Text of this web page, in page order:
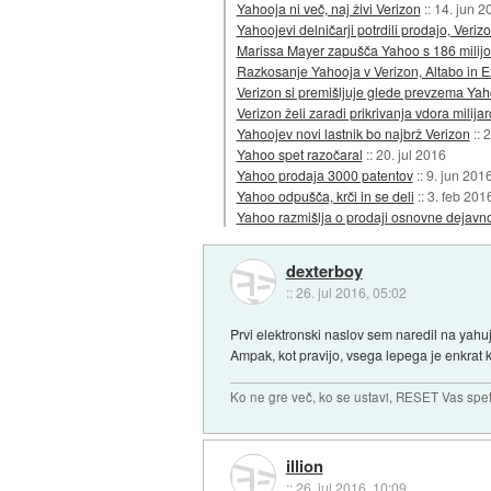
Yahooja ni več, naj živi Verizon :: 14. jun
Yahoojevi delničarji potrdili prodajo,
Marissa Mayer zapušča Yahoo s 186
Razkosanje Yahooja v Verizon, Altabo in
Verizon si premišljuje glede prevzema
Verizon želi zaradi prikrivanja vdora
Yahoojev novi lastnik bo najbrž Verizon ::
Yahoo spet razočaral ::20. jul 2016
Yahoo prodaja 3000 patentov ::9. jun
Yahoo odpušča, krči in se deli ::3. feb
Yahoo razmišlja o prodaji osnovne
dexterboy
::26. jul 2016, 05:02
Prvi elektronski naslov sem naredil na
Ampak, kot pravijo, vsega lepega je enkrat
Ko ne gre več, ko se ustavi, RESET Vas
illion
::26. jul 2016, 10:09